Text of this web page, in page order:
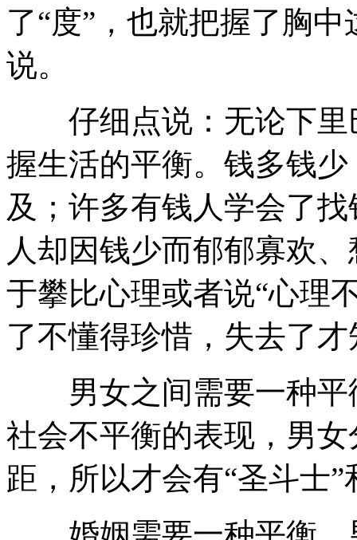
了“度”，也就把握了胸
说。
仔细点说：无论下里
握生活的平衡。钱多钱
及；许多有钱人学会了
人却因钱少而郁郁寡欢
于攀比心理或者说“心理
了不懂得珍惜，失去了才
男女之间需要一种平
社会不平衡的表现，男
距，所以才会有“圣斗士”